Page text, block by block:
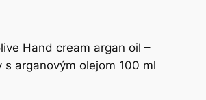
Hand cream argan oil –
s arganovým olejom 100 ml